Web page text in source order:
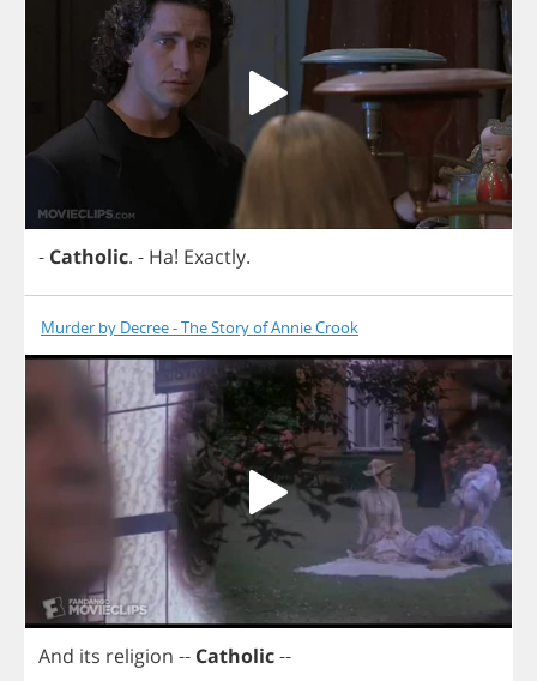
- Catholic. - Ha! Exactly.
Murder by Decree - The Story of Annie Crook
And its religion -- Catholic--